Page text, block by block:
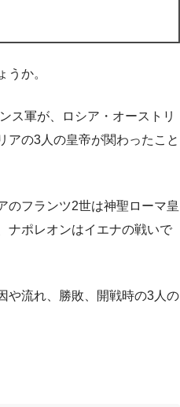
か。
ス軍が、ロシア・オーストリ
アの3人の皇帝が関わったこと
のフランツ2世は神聖ローマ皇
ナポレオンはイエナの戦いで
や流れ、勝敗、開戦時の3人の